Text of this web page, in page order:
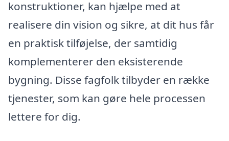
konstruktioner, kan hjælpe med at
realisere din vision og sikre, at dit hus får
en praktisk tilføjelse, der samtidig
komplementerer den eksisterende
bygning. Disse fagfolk tilbyder en række
tjenester, som kan gøre hele processen
lettere for dig.